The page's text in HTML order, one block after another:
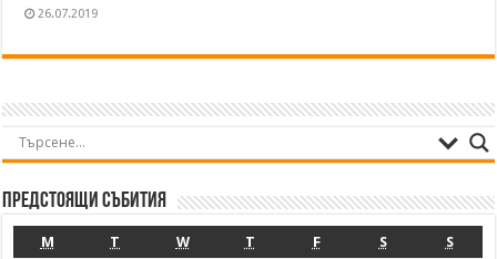
26.07.2019
Предстоящи събития
M T W T F S S